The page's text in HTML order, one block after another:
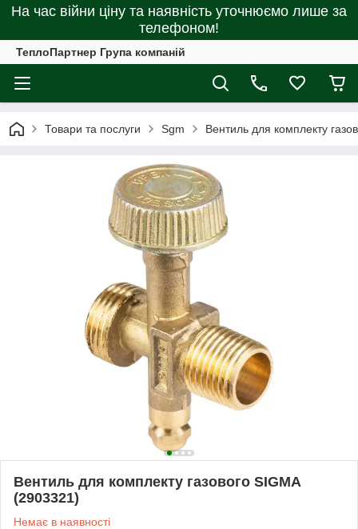
На час війни ціну та наявність уточнюємо лише за
телефоном!
ТеплоПартнер Група компаній
Товари та послуги Sgm Вентиль для комплекту
Вентиль для комплекту газового SIGMA
(2903321)
Немає в наявності